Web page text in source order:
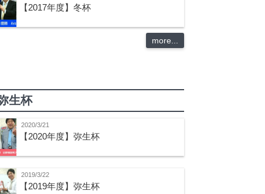
【2017年度】冬杯
more...
生杯
2020/3/21
【2020年度】弥生杯
2019/3/22
【2019年度】弥生杯